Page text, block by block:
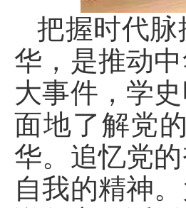
把握时代
华，是推动
大事件，学
面地了解党
华。追忆党
自我的精神